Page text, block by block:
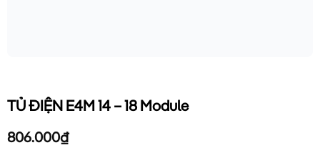
TỦ ĐIỆN E4M 14 – 18 Module
806.000₫